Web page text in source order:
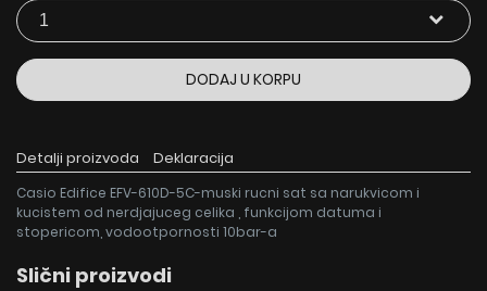
DODAJ U KORPU
Detalji proizvoda Deklaracija
Casio Edifice EFV-610D-5C-muski rucni sat sa narukvicom i
kucistem od nerdjajuceg celika , funkcijom datuma i
stopericom, vodootpornosti 10bar-a
Slični proizvodi